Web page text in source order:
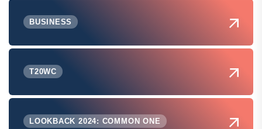
BUSINESS
T20WC
LOOKBACK 2024: COMMON ONE